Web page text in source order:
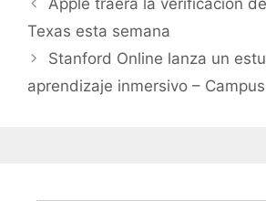
e
g
o
Apple traerá la verificación
Texas esta semana
Stanford Online lanza un
aprendizaje inmersivo –